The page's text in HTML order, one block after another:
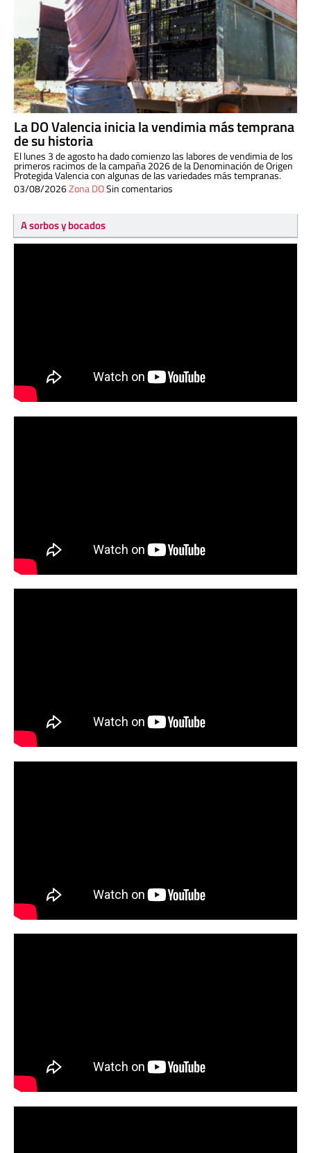
La DO Valencia inicia la vendimia más temprana
de su historia
El lunes 3 de agosto ha dado comienzo las labores de vendimia de los
primeros racimos de la campaña 2026 de la Denominación de Origen
Protegida Valencia con algunas de las variedades más tempranas.
03/08/2026Zona DOSin comentarios
A sorbos y bocados